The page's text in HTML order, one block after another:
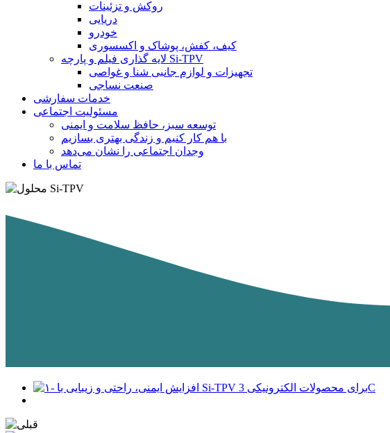
روکش و تزئینات
دریایی
خودرو
کیف، کفش، پوشاک و اکسسوری
لایه گذاری فیلم و پارچه Si-TPV
تجهیزات و لوازم جانبی شنا و غواصی
صنعت نساجی
خدمات سفارشی
مسئولیت اجتماعی
توسعه سبز، حافظ سلامت و ایمنی
با هم کار کنیم و زندگی بهتری بسازیم
وجدان اجتماعی را نشان می‌دهد
تماس با ما